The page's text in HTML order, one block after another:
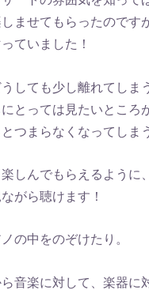
ませてもらったので
ていました！
しても少し離れてし
とっては見たいところ
つまらなくなってしま
しんでもらえるよう
がら聴けます！
の中をのぞけたり。
音楽に対して、楽器